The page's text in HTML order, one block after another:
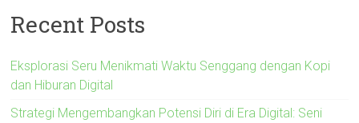
Recent Posts
Eksplorasi Seru Menikmati Waktu Senggang dengan Kopi
dan Hiburan Digital
Strategi Mengembangkan Potensi Diri di Era Digital: Seni